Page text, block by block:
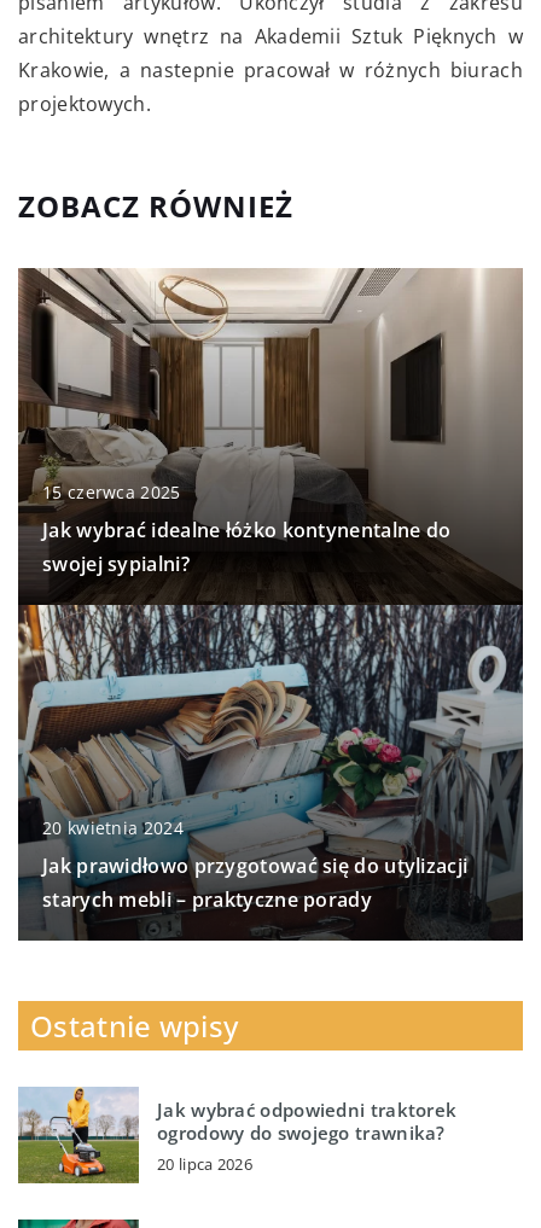
architektury wnętrz na Akademii Sztuk Pięknych w
Krakowie, a nastepnie pracował w różnych biurach
projektowych.
ZOBACZ RÓWNIEŻ
15 czerwca 2025
Jak wybrać idealne łóżko kontynentalne do
swojej sypialni?
20 kwietnia 2024
Jak prawidłowo przygotować się do utylizacji
starych mebli – praktyczne porady
Ostatnie wpisy
Jak wybrać odpowiedni traktorek
ogrodowy do swojego trawnika?
20 lipca 2026